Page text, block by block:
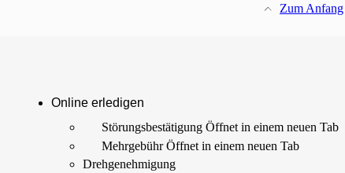
Zum Anfang
Online erledigen
Störungs­bestätigung Öffnet in einem neuen Tab
MehrgebührÖffnet in einem neuen Tab
Drehgenehmigung